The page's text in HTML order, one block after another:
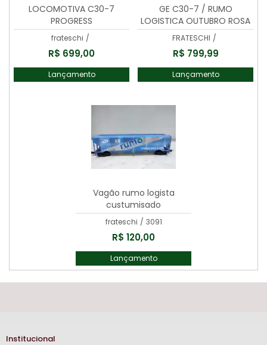
LOCOMOTIVA C30-7
PROGRESS
frateschi /
R$ 699,00
Lançamento
GE C30-7 / RUMO
LOGISTICA OUTUBRO ROSA
(CAB/NO.9265
FRATESCHI /
R$ 799,99
Lançamento
Vagão rumo logista
custumisado
frateschi / 3091
R$ 120,00
Lançamento
Institucional